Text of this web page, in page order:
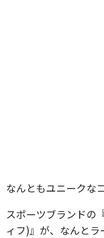
なんともユニークな
スポーツブランドの
ィフ)』が、なんと